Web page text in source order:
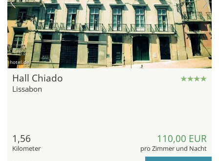
hotel.de
Hall Chiado
Lissabon
1,56
Kilometer
110,00 EUR
pro Zimmer und Nacht